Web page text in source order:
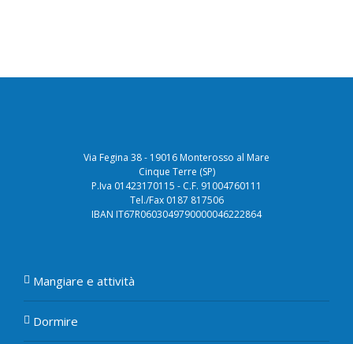
Via Fegina 38 - 19016 Monterosso al Mare
Cinque Terre (SP)
P.Iva 01423170115 - C.F. 91004760111
Tel./Fax 0187 817506
IBAN IT67R0603049790000046222864
Mangiare e attività
Dormire